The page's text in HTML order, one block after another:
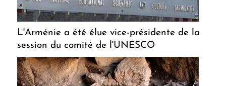
L'Arménie a été élue vice-présidente de la
session du comité de l'UNESCO